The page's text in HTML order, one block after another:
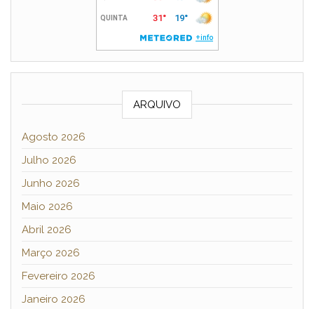
ARQUIVO
Agosto 2026
Julho 2026
Junho 2026
Maio 2026
Abril 2026
Março 2026
Fevereiro 2026
Janeiro 2026